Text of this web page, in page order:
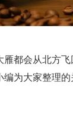
都会从北方
为大家整理